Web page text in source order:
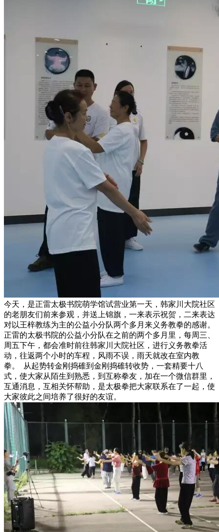
今天，是正雷太极书院萌学馆试营业第一天，韩家川大院社区
的老朋友们前来参观，并送上锦旗，一来表示祝贺，二来表达
对以王梓教练为主的公益小分队两个多月来义务教拳的感谢。
正雷的太极书院的公益小分队在之前的两个多月里，每周三、
周五下午，都会准时前往韩家川大院社区，进行义务教拳活
动，往返两个小时的车程，风雨不误，雨天就改在室内教
拳。 从起势转金刚捣碓到金刚捣碓转收势，一套精要十八
式，使大家从陌生到熟悉，到互称拳友，加在一个微信群里，
互通消息，互相关怀帮助，是太极拳把大家联系在了一起，使
大家彼此之间培养了很好的友谊。